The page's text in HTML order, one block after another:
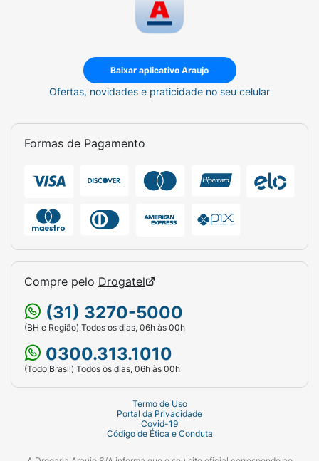
Em caso de funcionamento anormal da
válvula, vire o frasco para baixo e agite bem.
Baixar aplicativo Araujo
Ofertas, novidades e praticidade no seu celular
Formas de Pagamento
Compre pelo Drogatel
(31) 3270-5000
(BH e Região) Todos os dias, 06h às 00h
0300.313.1010
(Todo Brasil) Todos os dias, 06h às 00h
Termo de Uso
Portal da Privacidade
Covid-19
Código de Ética e Conduta